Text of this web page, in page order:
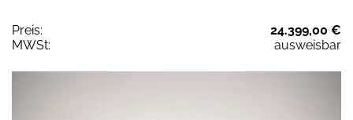
Preis:
24.399,00 €
MWSt:
ausweisbar